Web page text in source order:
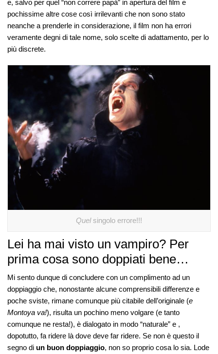
e, salvo per quel “non correre papà” in apertura del film e
pochissime altre cose così irrilevanti che non sono stato
neanche a prenderle in considerazione, il film non ha errori
veramente degni di tale nome, solo scelte di adattamento, per lo
più discrete.
Quelsingolo errore!!!
Lei ha mai visto un vampiro? Per
prima cosa sono doppiati bene…
Mi sento dunque di concludere con un complimento ad un
doppiaggio che, nonostante alcune comprensibili differenze e
poche sviste, rimane comunque più citabile dell’originale (e
Montoya va!), risulta un pochino meno volgare (e tanto
comunque ne resta!), è dialogato in modo “naturale” e ,
dopotutto, fa ridere là dove deve far ridere. Se non è questo il
segno di un buon doppiaggio, non so proprio cosa lo sia. Lode